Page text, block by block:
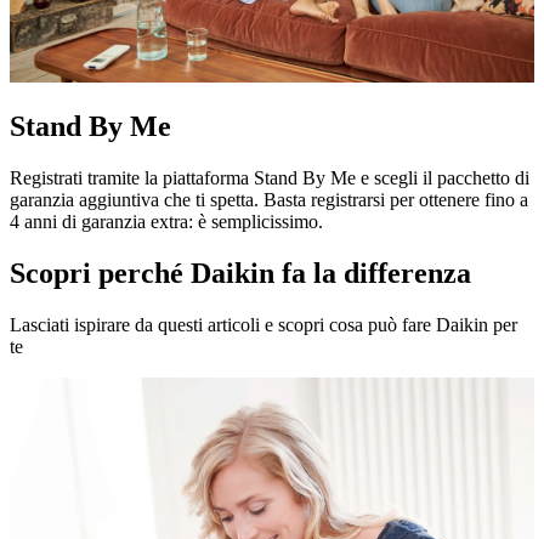
Stand By Me
Registrati tramite la piattaforma Stand By Me e scegli il pacchetto di
garanzia aggiuntiva che ti spetta. Basta registrarsi per ottenere fino a
4 anni di garanzia extra: è semplicissimo.
Scopri perché Daikin fa la differenza
Lasciati ispirare da questi articoli e scopri cosa può fare Daikin per
te